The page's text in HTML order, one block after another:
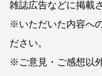
雑誌広告などに掲載
※いただいた内容へ
ださい。
※ご意見・ご感想以外